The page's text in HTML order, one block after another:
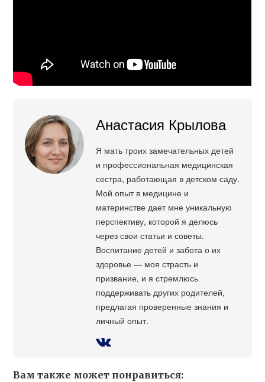
Анастасия Крылова
Я мать троих замечательных детей
и профессиональная медицинская
сестра, работающая в детском саду.
Мой опыт в медицине и
материнстве дает мне уникальную
перспективу, которой я делюсь
через свои статьи и советы.
Воспитание детей и забота о их
здоровье — моя страсть и
призвание, и я стремлюсь
поддерживать других родителей,
предлагая проверенные знания и
личный опыт.
Вам также может понравиться: